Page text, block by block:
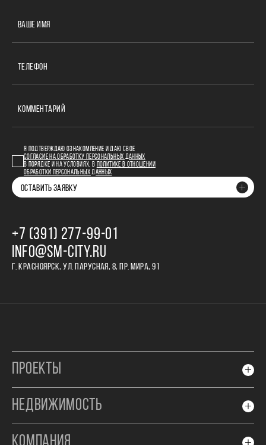
ВАШЕ ИМЯ
ТЕЛЕФОН
КОММЕНТАРИЙ
Я ПОДТВЕРЖДАЮ ОЗНАКОМЛЕНИЕ И ДАЮ СВОЕ
СОГЛАСИЕ НА ОБРАБОТКУ ПЕРСОНАЛЬНЫХ ДАННЫХ
В ПОРЯДКЕ И НА УСЛОВИЯХ, В
ПОЛИТИКЕ В ОТНОШЕНИИ
ОБРАБОТКИ ПЕРСОНАЛЬНЫХ ДАННЫХ
ОСТАВИТЬ ЗАЯВКУ
+7 (391) 277‒99‒01
INFO@SM-CITY.RU
Г. КРАСНОЯРСК, УЛ. ПАРУСНАЯ, 8, ПР. МИРА, 91
ПРОЕКТЫ
НЕДВИЖИМОСТЬ